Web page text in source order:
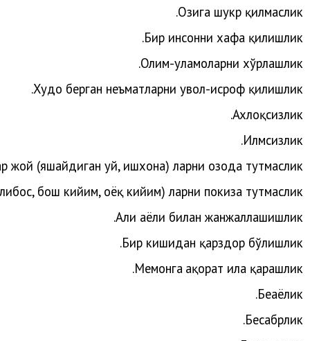
Озига шукр қилмаслик.
Бир инсонни хафа қилишлик.
Олим-уламоларни хўрлашлик
.
Худо берган неъматларни увол-исроф қилишлик
.
Ахлоқсизлик.
Илмсизлик.
жой (яшайдиган уй, ишхона) ларни озода тутмаслик.
бош кийим, оёқ кийим) ларни покиза тутмаслик.
Аҳли аёли билан жанжаллашишлик
.
Бир кишидан қарздор бўлишлик.
Меҳмонга ҳақорат ила қарашлик
.
Беҳаёлик.
Бесабрлик.